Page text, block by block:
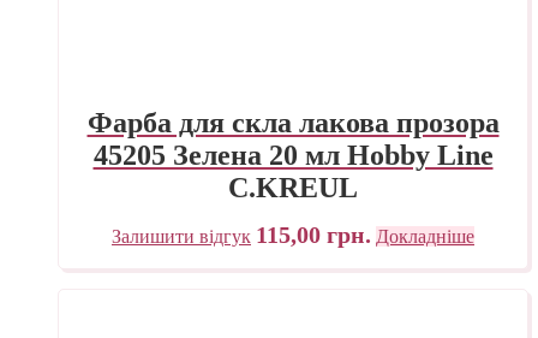
Фарба для скла лакова прозора
45205 Зелена 20 мл Hobby Line
C.KREUL
Залишити відгук 115,00 грн. Докладніше